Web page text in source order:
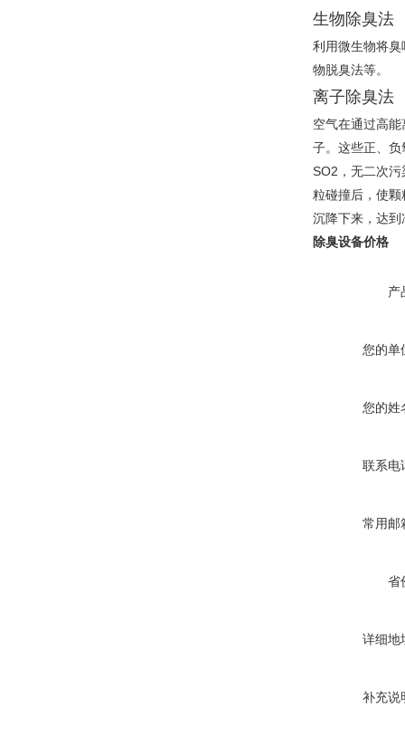
生物除臭法
利用微生物将
物脱臭法等。
离子除臭法
空气在通过高
子。这些正、
SO2，无二次
粒碰撞后，使
沉降下来，达
除臭设备价格
产
您的单
您的姓
联系电
常用邮
省
详细地
补充说